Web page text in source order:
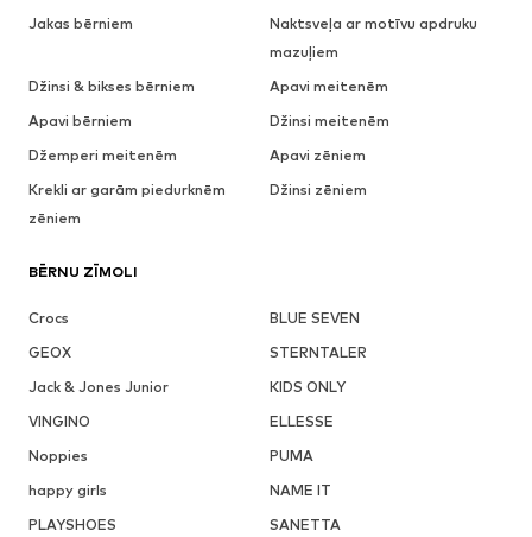
Jakas bērniem
Naktsveļa ar motīvu apdruku
mazuļiem
Džinsi & bikses bērniem
Apavi meitenēm
Apavi bērniem
Džinsi meitenēm
Džemperi meitenēm
Apavi zēniem
Krekli ar garām piedurknēm
zēniem
Džinsi zēniem
BĒRNU ZĪMOLI
Crocs
BLUE SEVEN
GEOX
STERNTALER
Jack & Jones Junior
KIDS ONLY
VINGINO
ELLESSE
Noppies
PUMA
happy girls
NAME IT
PLAYSHOES
SANETTA